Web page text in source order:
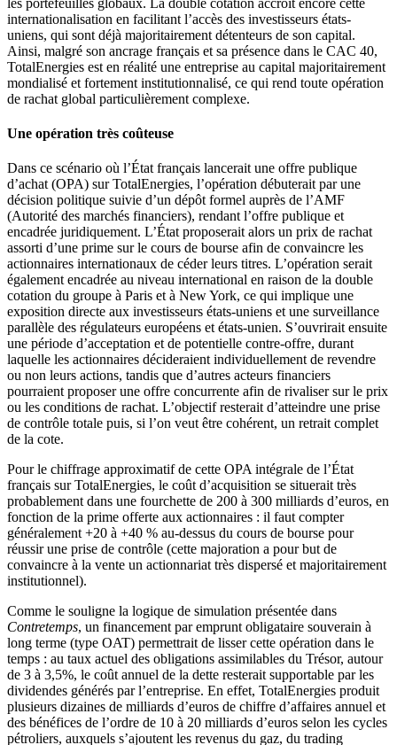
internationalisation en facilitant l’accès des investisseurs états-
uniens, qui sont déjà majoritairement détenteurs de son capital.
Ainsi, malgré son ancrage français et sa présence dans le CAC 40,
TotalEnergies est en réalité une entreprise au capital majoritairement
mondialisé et fortement institutionnalisé, ce qui rend toute opération
de rachat global particulièrement complexe.
Une opération très coûteuse
Dans ce scénario où l’État français lancerait une offre publique
d’achat (OPA) sur TotalEnergies, l’opération débuterait par une
décision politique suivie d’un dépôt formel auprès de l’AMF
(Autorité des marchés financiers), rendant l’offre publique et
encadrée juridiquement. L’État proposerait alors un prix de rachat
assorti d’une prime sur le cours de bourse afin de convaincre les
actionnaires internationaux de céder leurs titres. L’opération serait
également encadrée au niveau international en raison de la double
cotation du groupe à Paris et à New York, ce qui implique une
exposition directe aux investisseurs états-uniens et une surveillance
parallèle des régulateurs européens et états-unien. S’ouvrirait ensuite
une période d’acceptation et de potentielle contre-offre, durant
laquelle les actionnaires décideraient individuellement de revendre
ou non leurs actions, tandis que d’autres acteurs financiers
pourraient proposer une offre concurrente afin de rivaliser sur le prix
ou les conditions de rachat. L’objectif resterait d’atteindre une prise
de contrôle totale puis, si l’on veut être cohérent, un retrait complet
de la cote.
Pour le chiffrage approximatif de cette OPA intégrale de l’État
français sur TotalEnergies, le coût d’acquisition se situerait très
probablement dans une fourchette de 200 à 300 milliards d’euros, en
fonction de la prime offerte aux actionnaires : il faut compter
généralement +20 à +40 % au-dessus du cours de bourse pour
réussir une prise de contrôle (cette majoration a pour but de
convaincre à la vente un actionnariat très dispersé et majoritairement
institutionnel).
Comme le souligne la logique de simulation présentée dans
Contretemps, un financement par emprunt obligataire souverain à
long terme (type OAT) permettrait de lisser cette opération dans le
temps : au taux actuel des obligations assimilables du Trésor, autour
de 3 à 3,5%, le coût annuel de la dette resterait supportable par les
dividendes générés par l’entreprise. En effet, TotalEnergies produit
plusieurs dizaines de milliards d’euros de chiffre d’affaires annuel et
des bénéfices de l’ordre de 10 à 20 milliards d’euros selon les cycles
pétroliers, auxquels s’ajoutent les revenus du gaz, du trading